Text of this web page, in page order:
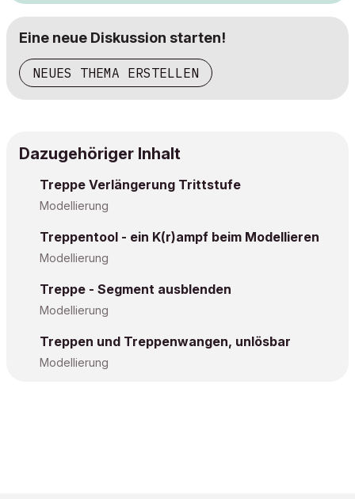
Eine neue Diskussion starten!
NEUES THEMA ERSTELLEN
Dazugehöriger Inhalt
Treppe Verlängerung Trittstufe
Modellierung
Treppentool - ein K(r)ampf beim Modellieren
Modellierung
Treppe - Segment ausblenden
Modellierung
Treppen und Treppenwangen, unlösbar
Modellierung